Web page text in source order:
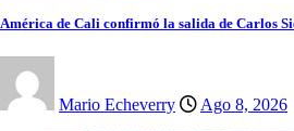
América de Cali confirmó la salida de Carlos
Mario Echeverry Ago 8, 2026